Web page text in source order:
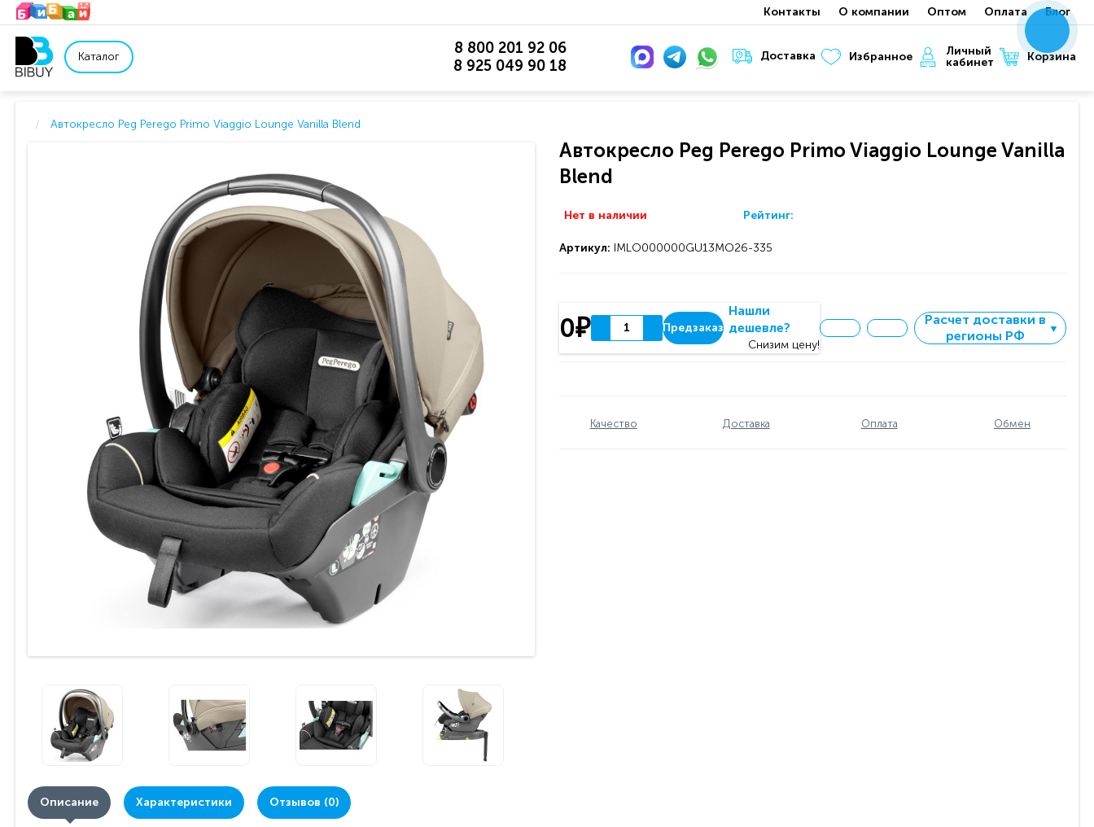
Контакты О компании Оптом Оплата Блог
Каталог
8 800 201 92 06
8 925 049 90 18
Доставка Избранное
Личный
кабинет
Корзина
Автокресло Peg Perego Primo Viaggio Lounge Vanilla Blend
Автокресло Peg Perego Primo Viaggio Lounge Vanilla
Blend
Нет в наличии Рейтинг:
Артикул: IMLO000000GU13MO26-335
0₽ Предзаказ
Нашли
дешевле?
Снизим цену!
Расчет доставки в
регионы РФ
▼
Качество Доставка Оплата Обмен
Описание Характеристики Отзывов (0)
xxx